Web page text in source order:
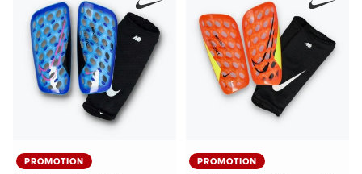
PROMOTION PROMOTION